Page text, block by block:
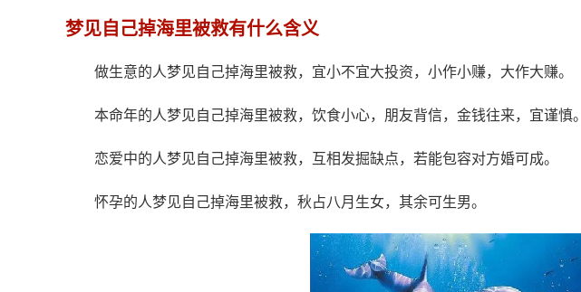
梦见自己掉海里被救有什么含义
做生意的人梦见自己掉海里被救，宜小不宜大投资，小作小赚，大作大赚。
本命年的人梦见自己掉海里被救，饮食小心，朋友背信，金钱往来，宜谨慎。
恋爱中的人梦见自己掉海里被救，互相发掘缺点，若能包容对方婚可成。
怀孕的人梦见自己掉海里被救，秋占八月生女，其余可生男。